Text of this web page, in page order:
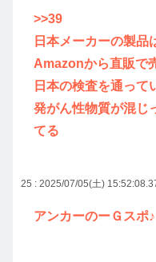
>>39
日本メーカーの製品
Amazonから直販で
日本の検査を通って
発がん性物質が混じ
てる
25 : 2025/07/05(土)
アンカーのーＧスポ♪